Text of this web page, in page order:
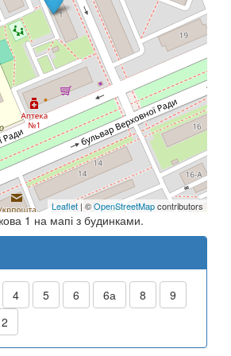
Leaflet| ©OpenStreetMapcontributors
1 на мапі з будинками.
4 5 6 6а 8
9